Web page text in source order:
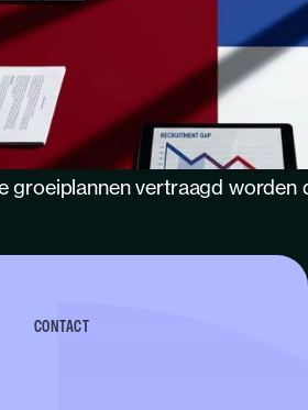
groeiplannen vertraagd worden
CONTACT